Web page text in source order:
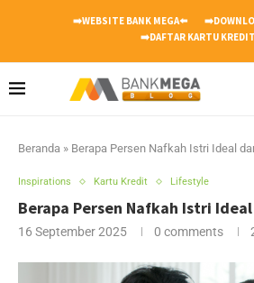
➡️WEBSITE BANK MEGA⬅️
➡️DAFTAR KARTU
Beranda » Berapa Persen Nafkah Istri Ideal
Inspirations Kartu Kredit Lifestyle
Berapa Persen Nafkah Istri
16 September 2025 0 comments